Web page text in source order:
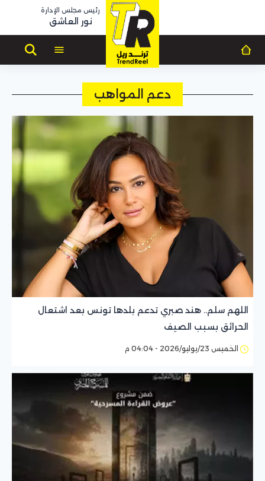
رئيس مجلس الإدارة
نور العاشق
دعم المواهب
اللهم سلم.. هند صبري تدعم بلدها تونس بعد اشتعال
الحرائق بسبب الصيف
الخميس 23/يوليو/2026 - 04:04 م